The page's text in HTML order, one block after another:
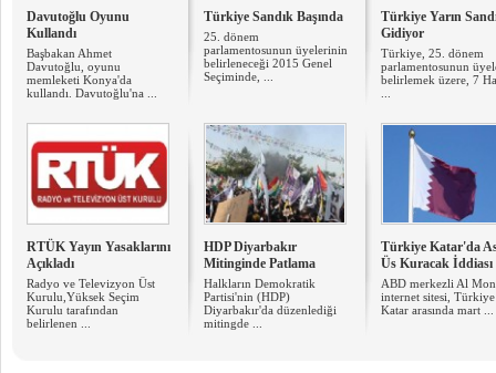
Davutoğlu Oyunu
Kullandı
Başbakan Ahmet
Davutoğlu, oyunu
memleketi Konya'da
kullandı. Davutoğlu'na ...
Türkiye Sandık Başında
25. dönem
parlamentosunun üyelerinin
belirleneceği 2015 Genel
Seçiminde, ...
Türkiye Yarın
Gidiyor
Türkiye, 25. dönem
parlamentosunun
belirlemek üzere, 7
RTÜK Yayın Yasaklarını
Açıkladı
Radyo ve Televizyon Üst
Kurulu,Yüksek Seçim
Kurulu tarafından
belirlenen ...
HDP Diyarbakır
Mitinginde Patlama
Halkların Demokratik
Partisi'nin (HDP)
Diyarbakır'da düzenlediği
mitingde ...
Türkiye Katar'da
Üs Kuracak İddiası
ABD merkezli Al
internet sitesi,
Katar arasında mart ...